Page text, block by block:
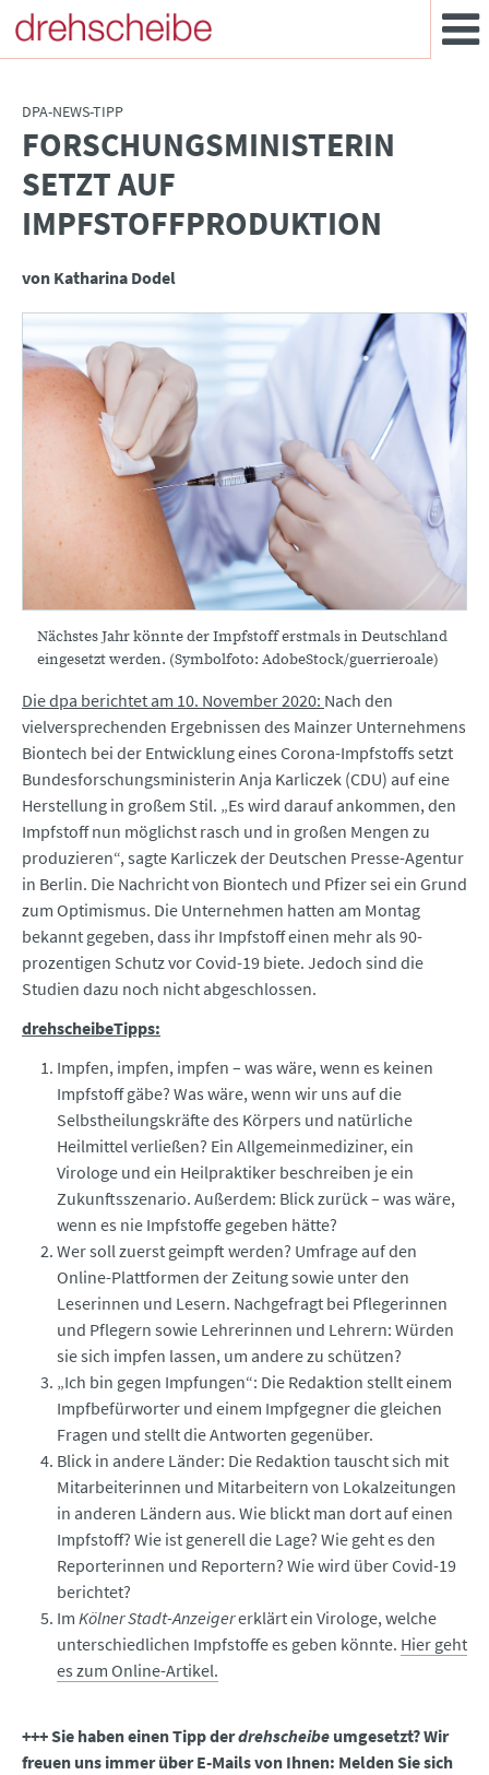
DPA-NEWS-TIPP
:FORSCHUNGSMINISTERIN
SETZT AUF
IMPFSTOFFPRODUKTION
von Katharina Dodel
Nächstes Jahr könnte der Impfstoff erstmals in Deutschland
eingesetzt werden. (Symbolfoto: AdobeStock/guerrieroale)
Die dpa berichtet am 10. November 2020: Nach den
vielversprechenden Ergebnissen des Mainzer Unternehmens
Biontech bei der Entwicklung eines Corona-Impfstoffs setzt
Bundesforschungsministerin Anja Karliczek (CDU) auf eine
Herstellung in großem Stil. „Es wird darauf ankommen, den
Impfstoff nun möglichst rasch und in großen Mengen zu
produzieren“, sagte Karliczek der Deutschen Presse-Agentur
in Berlin. Die Nachricht von Biontech und Pfizer sei ein Grund
zum Optimismus. Die Unternehmen hatten am Montag
bekannt gegeben, dass ihr Impfstoff einen mehr als 90-
prozentigen Schutz vor Covid-19 biete. Jedoch sind die
Studien dazu noch nicht abgeschlossen.
drehscheibeTipps:
Impfen, impfen, impfen – was wäre, wenn es keinen
Impfstoff gäbe? Was wäre, wenn wir uns auf die
Selbstheilungskräfte des Körpers und natürliche
Heilmittel verließen? Ein Allgemeinmediziner, ein
Virologe und ein Heilpraktiker beschreiben je ein
Zukunftsszenario. Außerdem: Blick zurück – was wäre,
wenn es nie Impfstoffe gegeben hätte?
Wer soll zuerst geimpft werden? Umfrage auf den
Online-Plattformen der Zeitung sowie unter den
Leserinnen und Lesern. Nachgefragt bei Pflegerinnen
und Pflegern sowie Lehrerinnen und Lehrern: Würden
sie sich impfen lassen, um andere zu schützen?
„Ich bin gegen Impfungen“: Die Redaktion stellt einem
Impfbefürworter und einem Impfgegner die gleichen
Fragen und stellt die Antworten gegenüber.
Blick in andere Länder: Die Redaktion tauscht sich mit
Mitarbeiterinnen und Mitarbeitern von Lokalzeitungen
in anderen Ländern aus. Wie blickt man dort auf einen
Impfstoff? Wie ist generell die Lage? Wie geht es den
Reporterinnen und Reportern? Wie wird über Covid-19
berichtet?
Im Kölner Stadt-Anzeigererklärt ein Virologe, welche
unterschiedlichen Impfstoffe es geben könnte. Hier geht
es zum Online-Artikel.
+++ Sie haben einen Tipp derdrehscheibe umgesetzt? Wir
freuen uns immer über E-Mails von Ihnen: Melden Sie sich